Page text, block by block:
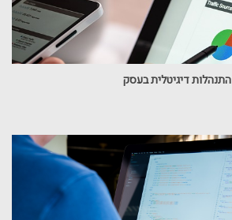
התנהלות דיגיטלית בעסק